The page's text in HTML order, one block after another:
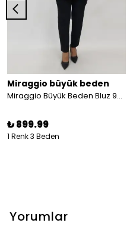
Miraggio büyük beden
Miraggio Büyük Beden Bluz 99833 HAKİ
₺ 899.99
1 Renk 3 Beden
Yorumlar